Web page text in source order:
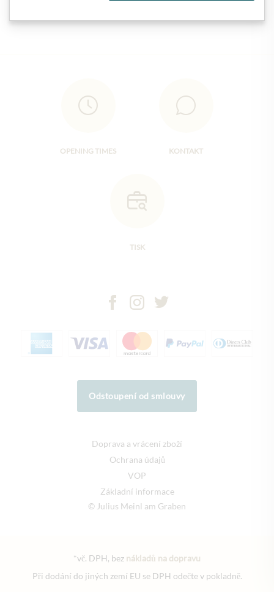
OPENING TIMES KONTAKT
TISK
Odstoupení od smlouvy
Doprava a vrácení zboží
Ochrana údajů
VOP
Základní informace
© Julius Meinl am Graben
*vč. DPH, bez nákladů na dopravu
Při dodání do jiných zemí EU se DPH odečte v pokladně.